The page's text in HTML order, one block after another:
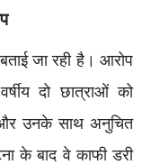
जा रही है। आरोप
दो छात्राओं को
और उनके साथ अनुचित
के बाद वे काफी डरी